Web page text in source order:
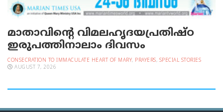
മാതാവിന്റെ വിമലഹൃദയപ്രതിഷ്ഠ
ഇരുപത്തിനാലാം ദിവസം
CONSECRATION TO IMMACULATE HEART OF MARY, PRAYERS, SPECIAL STORIES
AUGUST 7, 2026